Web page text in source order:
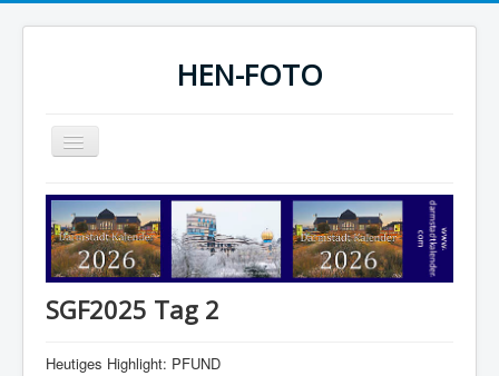
HEN-FOTO
Navigation
an/aus
HEN-FOTO Startseite
Darmstadt Kalender
Sportfotos
Fotografie
SGF2025 Tag 2
Heutiges Highlight: PFUND